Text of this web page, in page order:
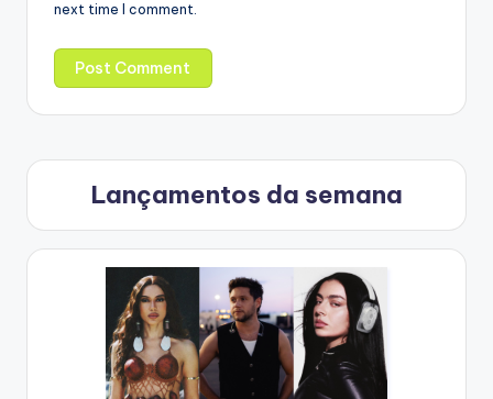
next time I comment.
Lançamentos da semana